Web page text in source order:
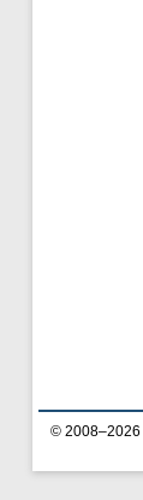
© 2008–2026